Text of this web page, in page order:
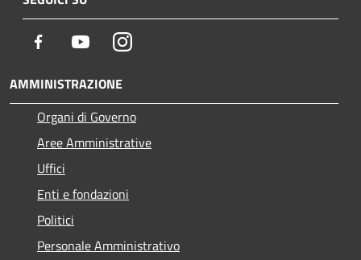
Facebook YoutubeInstagram
AMMINISTRAZIONE
Organi di Governo
Aree Amministrative
Uffici
Enti e fondazioni
Politici
Personale Amministrativo